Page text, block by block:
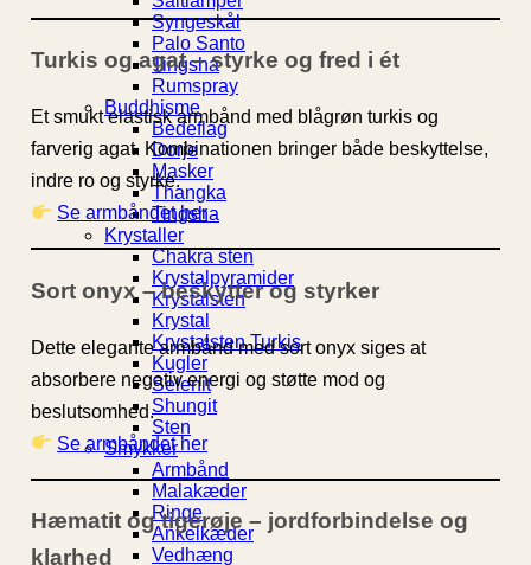
Syngeskål
Palo Santo
Tingsha
Rumspray
Buddhisme
Bedeflag
Dorje
Masker
Thangka
Tingsha
Krystaller
Chakra sten
Krystalpyramider
Krystalsten
Krystal
Krystalsten Turkis
Kugler
Selenit
Shungit
Sten
Smykker
Armbånd
Malakæder
Ringe
Ankelkæder
Vedhæng
Turkis og agat – styrke og fred i ét
Et smukt elastisk armbånd med blågrøn turkis og
farverig agat. Kombinationen bringer både beskyttelse,
indre ro og styrke.
Se armbåndet her
Sort onyx – beskytter og styrker
Dette elegante armbånd med sort onyx siges at
absorbere negativ energi og støtte mod og
beslutsomhed.
Se armbåndet her
Hæmatit og tigerøje – jordforbindelse og
klarhed